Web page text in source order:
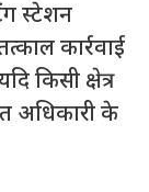
स्टेशन
कार्रवाई
किसी क्षेत्र
अधिकारी के